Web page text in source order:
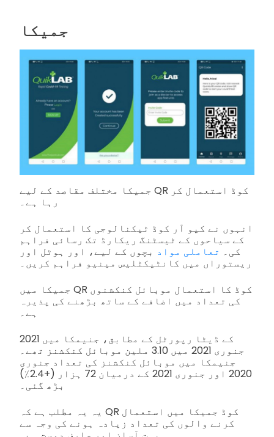
جمیکا
جمیکا مختلف مقاصد کے لیے QR کوڈ استعمال کر
رہا ہے۔
انہوں نے کیو آر کوڈ ٹیکنالوجی کا استعمال کر
کے سیاحوں کے ٹیسٹنگ ریکارڈ تک رسائی فراہم
کی۔ تعاملی مواد بچوں کے لیے، اور ہوٹل اور
ریستوراں میں کانٹیکٹلیس مینیو فراہم کریں۔
جمیکا میں QR کوڈ کا استعمال موبائل کنکشنوں
کی تعداد میں اضافے کے ساتھ بڑھنے کی پذیرہ
ہے۔
2021 کے ڈیٹا رپورٹل کے مطابق، جنیمکا میں
جنوری 2021 میں 3.10 ملین موبائل کنکشنز تھے۔
جنیمکا میں موبائل کنکشنز کی تعداد جنوری
2020 اور جنوری 2021 کے درمیان 72 ہزار (+2.4٪)
بڑھ گئی۔
یہ یہ مطلب ہے کہ QR کوڈ جمیکا میں استعمال
کرنے والوں کی تعداد زیادہ ہونے کی وجہ سے